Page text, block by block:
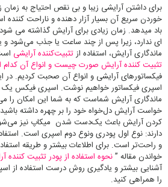
برای داشتن آرایشی زیبا و بی نقص احتیاج به
خوردن سریع آن بسیار آزار دهنده و ناراحت
باد میدهد. زمان زیادی برای آرایش گذاشته می
ای ندارد، زیرا پس از چند ساعت یا جذب می‌شود و
ماندگاری آرایش، استفاده ازتثبیت‌کننده آرایشی
تثبیت کننده آرایش صورت چیست و انواع آن
فیکساتورهای آرایشی و انواع آن صحبت کردیم. در
اسپری فیکساتور خواهیم نوشت. اسپری فیکس یک
ماندگاری آرایش شماست که به شما این امکان را
خواست آرایش دل‌خواه خود را بر چهره داشته
کردن آرایش باعث یک‌دست شدن میکاپ نیز
دارند: نوع اول پودری ونوع دوم اسپری است.
و راحت‌تر است. برای اطلاعات بیشتر و طریقه
خواندن مقاله ”نحوه استفاده از پودر تثبیت‌
آشنایی بیشتر و یادگیری روش درست استفاده از
را همراهی کنید.